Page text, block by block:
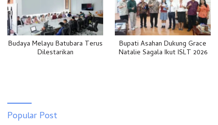
Budaya Melayu Batubara Terus
Dilestarikan
Bupati Asahan Dukung Grace
Natalie Sagala Ikut ISLT 2026
Popular Post